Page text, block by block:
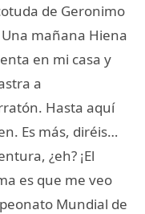
de Geronimo
mañana Hiena
en mi casa y
a
Hasta aquí
Es más, diréis…
¿eh? ¡El
es que me veo
Mundial de